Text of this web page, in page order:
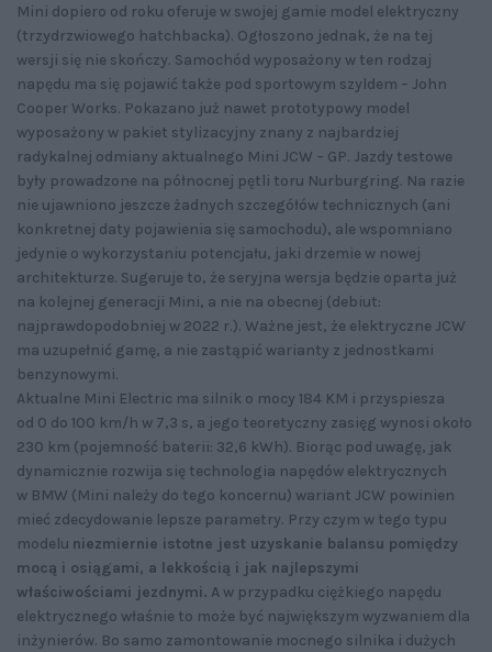
Mini dopiero od roku oferuje w swojej gamie model elektryczny
(trzydrzwiowego hatchbacka). Ogłoszono jednak, że na tej
wersji się nie skończy. Samochód wyposażony w ten rodzaj
napędu ma się pojawić także pod sportowym szyldem – John
Cooper Works. Pokazano już nawet prototypowy model
wyposażony w pakiet stylizacyjny znany z najbardziej
radykalnej odmiany aktualnego Mini JCW – GP. Jazdy testowe
były prowadzone na północnej pętli toru Nurburgring. Na razie
nie ujawniono jeszcze żadnych szczegółów technicznych (ani
konkretnej daty pojawienia się samochodu), ale wspomniano
jedynie o wykorzystaniu potencjału, jaki drzemie w nowej
architekturze. Sugeruje to, że seryjna wersja będzie oparta już
na kolejnej generacji Mini, a nie na obecnej (debiut:
najprawdopodobniej w 2022 r.). Ważne jest, że elektryczne JCW
ma uzupełnić gamę, a nie zastąpić warianty z jednostkami
benzynowymi.
Aktualne Mini Electric ma silnik o mocy 184 KM i przyspiesza
od 0 do 100 km/h w 7,3 s, a jego teoretyczny zasięg wynosi około
230 km (pojemność baterii: 32,6 kWh). Biorąc pod uwagę, jak
dynamicznie rozwija się technologia napędów elektrycznych
w BMW (Mini należy do tego koncernu) wariant JCW powinien
mieć zdecydowanie lepsze parametry. Przy czym w tego typu
modelu niezmiernie istotne jest uzyskanie balansu pomiędzy
mocą i osiągami, a lekkością i jak najlepszymi
właściwościami jezdnymi. A w przypadku ciężkiego napędu
elektrycznego właśnie to może być największym wyzwaniem dla
inżynierów. Bo samo zamontowanie mocnego silnika i dużych